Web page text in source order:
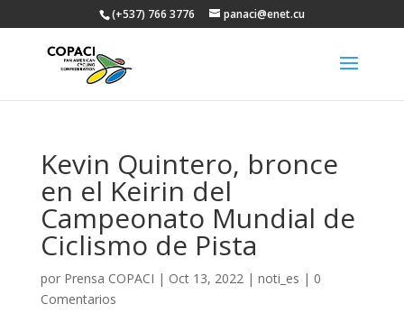
(+537) 766 3776 panaci@enet.cu
Kevin Quintero, bronce
en el Keirin del
Campeonato Mundial de
Ciclismo de Pista
por Prensa COPACI | Oct 13, 2022| noti_es | 0
Comentarios